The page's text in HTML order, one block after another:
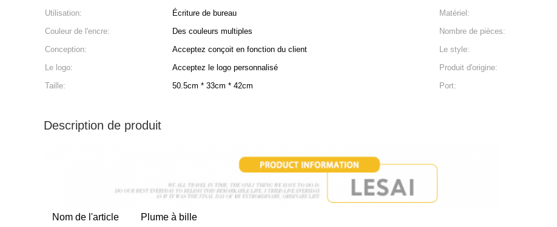
Utilisation:
Écriture de bureau Matériel:
Couleur de l'encre:
Des couleurs multiples Nombre de pièces:
Conception:
Acceptez conçoit en fonction du client Le style:
Le logo:
Acceptez le logo personnalisé Produit d'origine:
Taille:
50.5cm * 33cm * 42cm Port:
Description de produit
Nom de l'article Plume à bille